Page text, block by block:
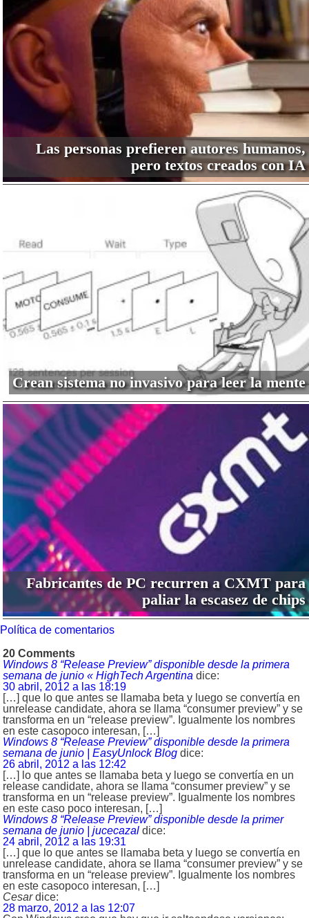
Las personas prefieren autores humanos,
pero textos creados con IA
Crean sistema no invasivo para leer la mente
Fabricantes de PC recurren a CXMT para
paliar la escasez de chips
Política de comentarios
20 Comments
Windows 8 “Release Preview” disponible desde la primera
semana de junio « HighTech Argentina dice:
30 abril, 2012 a las 18:19
[…] que lo que antes se llamaba beta y luego se convertía en
unrelease candidate, ahora se llama “consumer preview” y se
transforma en un “release preview”. Igualmente los nombres
en este casopoco interesan, […]
Windows 8 “Release Preview” disponible desde la primera
semana de junio | EasyUnlock Blog dice:
26 abril, 2012 a las 12:42
[…] lo que antes se llamaba beta y luego se convertía en un
release candidate, ahora se llama “consumer preview” y se
transforma en un “release preview”. Igualmente los nombres
en este caso poco interesan, […]
Windows 8 “Release Preview” disponible desde la primer
semana de junio | jucecazal dice:
24 abril, 2012 a las 19:31
[…] que lo que antes se llamaba beta y luego se convertía en
unrelease candidate, ahora se llama “consumer preview” y se
transforma en un “release preview”. Igualmente los nombres
en este casopoco interesan, […]
Cesar dice:
28 marzo, 2012 a las 12:07